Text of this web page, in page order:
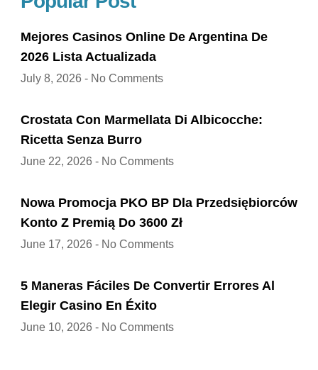
Mejores Casinos Online De Argentina De
2026 Lista Actualizada
July 8, 2026 No Comments
Crostata Con Marmellata Di Albicocche:
Ricetta Senza Burro
June 22, 2026 No Comments
Nowa Promocja PKO BP Dla Przedsiębiorców
Konto Z Premią Do 3600 Zł
June 17, 2026 No Comments
5 Maneras Fáciles De Convertir Errores Al
Elegir Casino En Éxito
June 10, 2026 No Comments